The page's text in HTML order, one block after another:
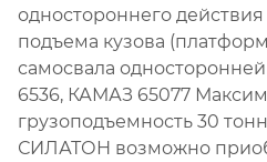
одностороннего
подъема кузова
самосвала
6536, КАМАЗ 65077
грузоподъемность 30
СИЛАТОН возможно